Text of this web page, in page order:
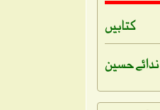
کتابیں
ندائے حسین